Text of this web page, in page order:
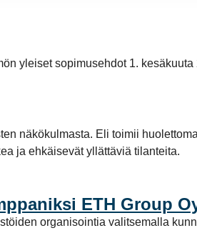
yleiset sopimusehdot 1. kesäkuuta
näkökulmasta. Eli toimii
ja ehkäisevät yllättäviä tilanteita.
ETH Group
organisointia valitsemalla